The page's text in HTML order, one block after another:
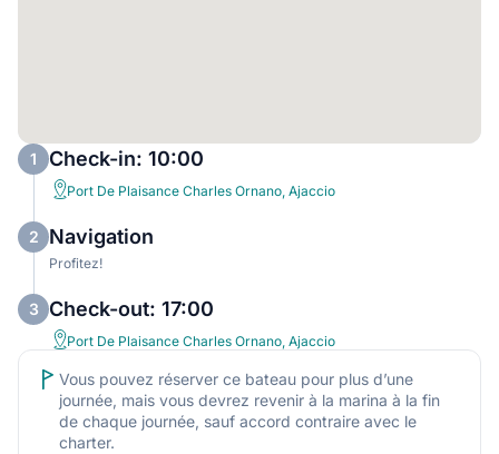
1 Check-in: 10:00
Port De Plaisance Charles Ornano, Ajaccio
2 Navigation
Profitez!
3 Check-out: 17:00
Port De Plaisance Charles Ornano, Ajaccio
Vous pouvez réserver ce bateau pour plus d’une
journée, mais vous devrez revenir à la marina à la fin
de chaque journée, sauf accord contraire avec le
charter.